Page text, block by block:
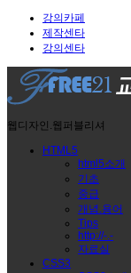
강의카페
제작센타
강의센타
웹디자인.웹퍼블리셔
HTML5
html5소개
기초
중급
개념.용어
Tips
http://-.-
자료실
CSS3